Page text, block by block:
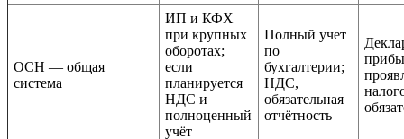
ОСН — общая
система
ИП и КФХ
при крупных
оборотах;
если
планируется
НДС и
полноценный
учёт
Полный учет
по
бухгалтерии;
НДС,
обязательная
отчётность